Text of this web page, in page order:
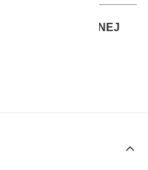
DO GRY FABUARNEJ